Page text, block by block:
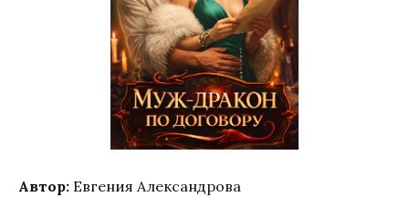
Автор: Евгения Александрова